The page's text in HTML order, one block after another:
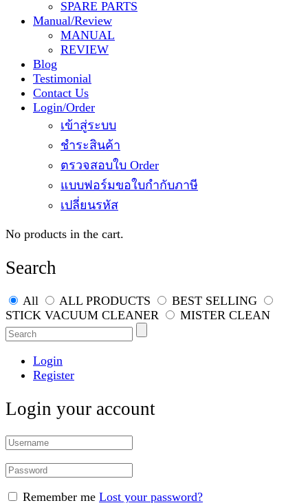
SPARE PARTS
Manual/Review
MANUAL
REVIEW
Blog
Testimonial
Contact Us
Login/Order
เข้าสู่ระบบ
ชำระสินค้า
ตรวจสอบใบ Order
แบบฟอร์มขอใบกำกับภาษี
เปลี่ยนรหัส
No products in the cart.
Search
All ALL PRODUCTS
BEST SELLING
STICK VACUUM CLEANER
MISTER CLEAN
Login
Register
Login your account
Remember me Lost your password?